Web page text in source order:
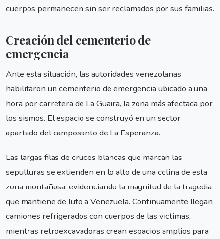
cuerpos permanecen sin ser reclamados por sus familias.
Creación del cementerio de
emergencia
Ante esta situación, las autoridades venezolanas
habilitaron un cementerio de emergencia ubicado a una
hora por carretera de La Guaira, la zona más afectada por
los sismos. El espacio se construyó en un sector
apartado del camposanto de La Esperanza.
Las largas filas de cruces blancas que marcan las
sepulturas se extienden en lo alto de una colina de esta
zona montañosa, evidenciando la magnitud de la tragedia
que mantiene de luto a Venezuela. Continuamente llegan
camiones refrigerados con cuerpos de las víctimas,
mientras retroexcavadoras crean espacios amplios para